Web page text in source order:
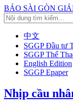
BÁO SÀI GÒN
中文
SGGP Đầu tư
SGGP Thể
English Edition
SGGP Epaper
Nhịp cầu